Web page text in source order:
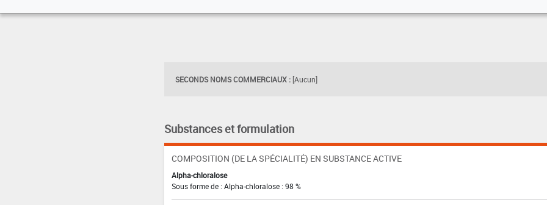
SECONDS NOMS COMMERCIAUX : [Aucun]
Substances et formulation
COMPOSITION (DE LA SPÉCIALITÉ) EN SUBSTANCE ACTIVE
Alpha-chloralose
Sous forme de : Alpha-chloralose : 98 %